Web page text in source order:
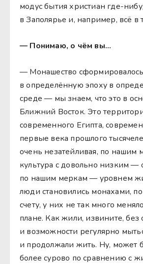
модус бытия христиан где-
в Заполярье и, например, всё
— Понимаю, о чём вы…
— Монашество сформировалось
в определённую эпоху в
среде — мы знаем, что это в
Ближний Восток. Это
современного Египта,
первые века прошлого
очень незатейливая, по нашим
культура с довольно низким —
по нашим меркам — уровнем
люди становились монахами,
счету, у них не так много
плане. Как жили, извините, без
и возможности регулярно
и продолжали жить. Ну, может
более сурово по сравнению с